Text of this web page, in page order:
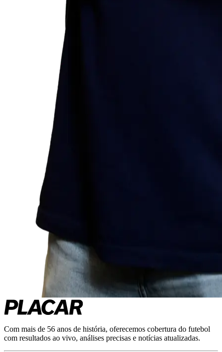
Com mais de 56 anos de história, oferecemos cobertura do futebol
com resultados ao vivo, análises precisas e notícias atualizadas.